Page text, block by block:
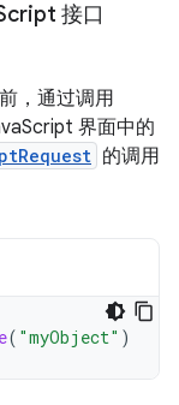
接口
，通过调用
界面中的
的调用
( "myObject" )